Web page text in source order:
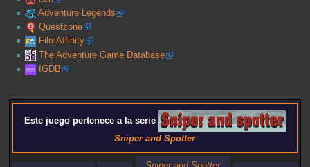
Adventure Legends
Questzone
FilmAffinity
The Adventure Game Database
IGDB
Este juego pertenece a la serie
Sniper and Spotter